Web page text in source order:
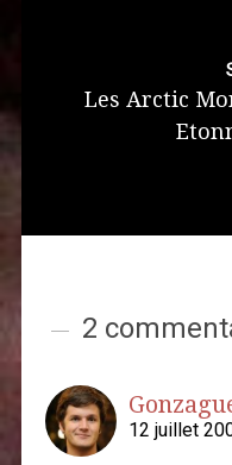
Les Arctic
2
12 juillet